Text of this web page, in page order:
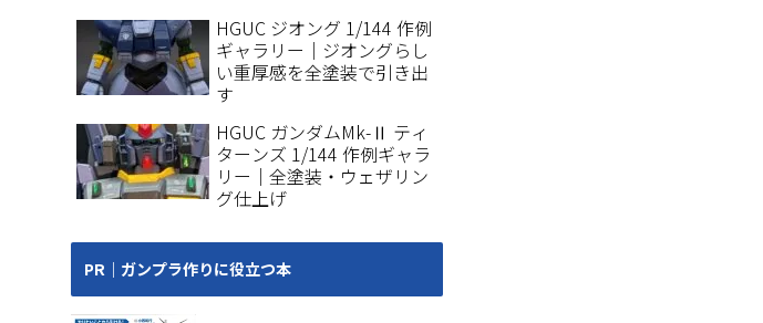
HGUC ジオング 1/144 作例
ギャラリー｜ジオングらし
い重厚感を全塗装で引き出
す
HGUC ガンダムMk-Ⅱ ティ
ターンズ 1/144 作例ギャラ
リー｜全塗装・ウェザリン
グ仕上げ
PR｜ガンプラ作りに役立つ本